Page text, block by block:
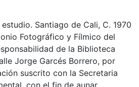
Santiago de Cali, C. 1970
Fotográfico y Fílmico del
de la Biblioteca
Jorge Garcés Borrero, por
suscrito con la Secretaria
con el fin de aunar